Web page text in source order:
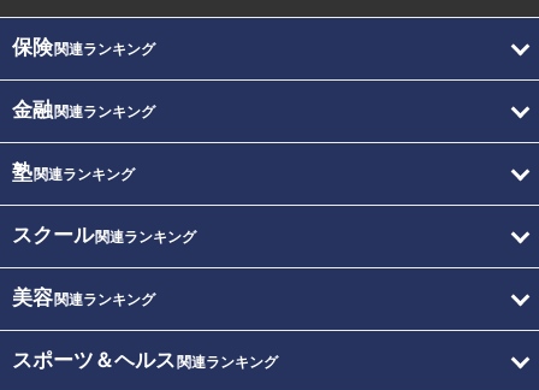
保険関連ランキング
金融関連ランキング
塾関連ランキング
スクール関連ランキング
美容関連ランキング
スポーツ＆ヘルス 関連ランキング